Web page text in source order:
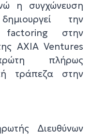
η συγχώνευση
την
factoring στην
AXIA Ventures
πλήρως
τράπεζα στην
Διευθύνων